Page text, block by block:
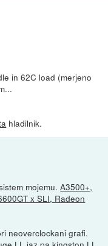
in 62C load (merjeno
hladilnik.
mojemu.A3500+,
x SLI, Radeon
neoverclockani grafi.